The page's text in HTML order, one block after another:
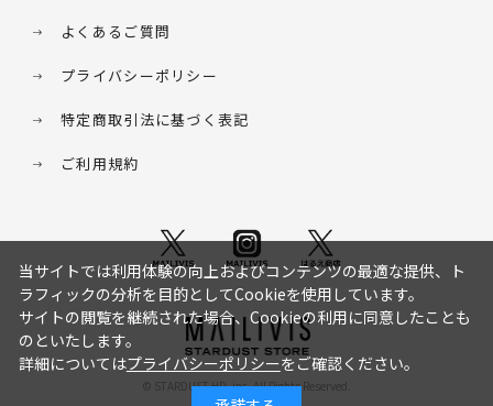
よくあるご質問
プライバシーポリシー
特定商取引法に基づく表記
ご利用規約
© STARDUST HD. inc. All Rights Reserved.
当サイトでは利用体験の向上およびコンテンツの最適な提供、ト
ラフィックの分析を目的としてCookieを使用しています。
サイトの閲覧を継続された場合、Cookieの利用に同意したことも
のといたします。
詳細についてはプライバシーポリシーをご確認ください。